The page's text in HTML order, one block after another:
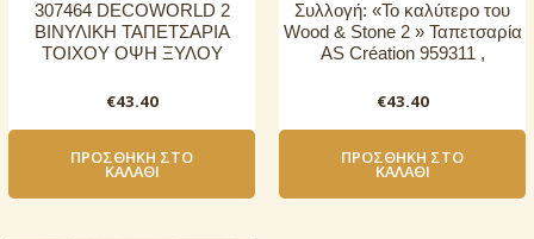
307464 DECOWORLD 2
ΒΙΝΥΛΙΚΗ ΤΑΠΕΤΣΑΡΙΑ
ΤΟΙΧΟΥ ΟΨΗ ΞΥΛΟΥ
€43.40
ΠΡΟΣΘΉΚΗ ΣΤΟ
ΚΑΛΆΘΙ
Συλλογή: «Το καλύτερο του
Wood & Stone 2 » Ταπετσαρία
AS Création 959311 ,
€43.40
ΠΡΟΣΘΉΚΗ ΣΤΟ
ΚΑΛΆΘΙ